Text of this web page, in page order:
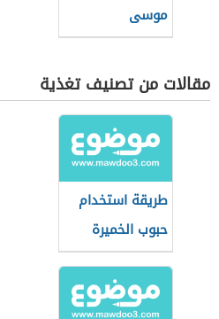
موسى
مقالات من تصنيف تغذية
طريقة استخدام
حبوب الخميرة